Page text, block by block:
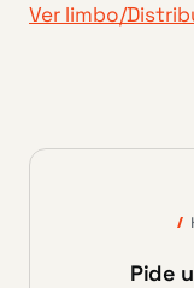
Ver limbo/
Pide